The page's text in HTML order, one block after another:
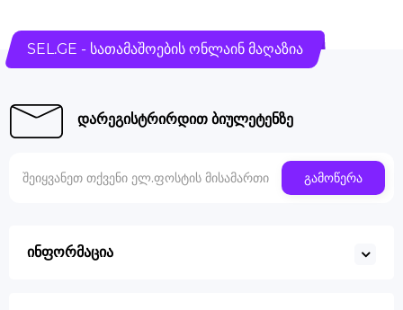
SEL.GE - სათამაშოების ონლაინ მაღაზია
დარეგისტრირდით ბიულეტენზე
გამოწერა
ინფორმაცია